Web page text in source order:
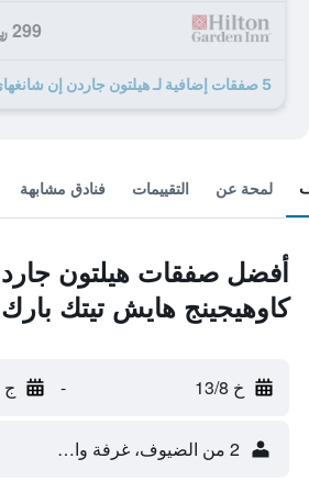
299 ﷼
لمحة عن التقييمات فنادق مشابهة
أفضل صفقات هيلتون
كاوهيجينج هايش تيتك بارك
خ 13/8 - ج 14/8
2 من الضيوف، غرفة واحدة